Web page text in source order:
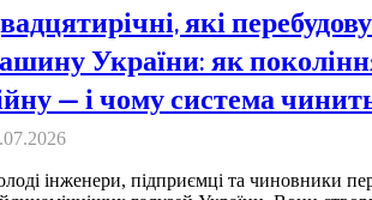
які
України: як
— і чому система
інженери, підприємці та чиновники